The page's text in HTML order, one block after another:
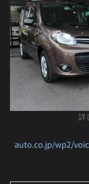
詳
auto.co.jp/wp2/